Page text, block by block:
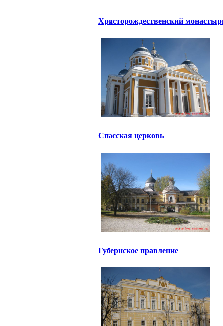
Христорождественский
Спасская церковь
Губернское правление